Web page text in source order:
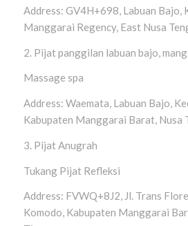
Address: GV4H+698, Labuan Bajo,
Manggarai Regency, East Nusa
2. Pijat panggilan labuan bajo,
Massage spa
Address: Waemata, Labuan Bajo,
Kabupaten Manggarai Barat, Nusa
3. Pijat Anugrah
Tukang Pijat Refleksi
Address: FVWQ+8J2, Jl. Trans
Komodo, Kabupaten Manggarai